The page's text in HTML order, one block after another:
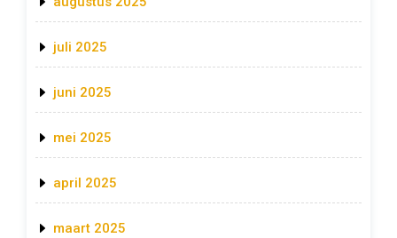
juli 2025
juni 2025
mei 2025
april 2025
maart 2025